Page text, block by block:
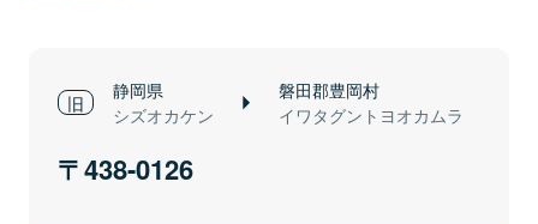
静岡県
シズオカケン
磐田郡豊岡村
イワタグントヨオカムラ
438-0126